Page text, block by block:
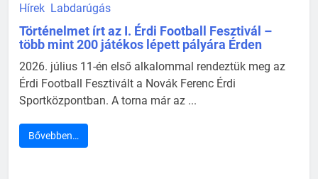
Hírek Labdarúgás
Történelmet írt az I. Érdi Football Fesztivál –
több mint 200 játékos lépett pályára Érden
2026. július 11-én első alkalommal rendeztük meg az
Érdi Football Fesztivált a Novák Ferenc Érdi
Sportközpontban. A torna már az ...
Bővebben…